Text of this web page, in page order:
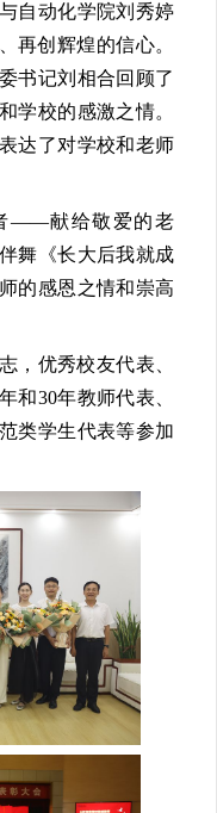
自动化学院刘秀婷
再创辉煌的信心。
书记刘相合回顾了
学校的感激之情。
达了对学校和老师
——献给敬爱的老
舞《长大后我就成
的感恩之情和崇高
，优秀校友代表、
和30年教师代表、
类学生代表等参加